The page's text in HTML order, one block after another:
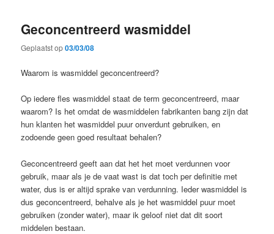
Geconcentreerd wasmiddel
Geplaatst op03/03/08
Waarom is wasmiddel geconcentreerd?
Op iedere fles wasmiddel staat de term geconcentreerd, maar
waarom? Is het omdat de wasmiddelen fabrikanten bang zijn dat
hun klanten het wasmiddel puur onverdunt gebruiken, en
zodoende geen goed resultaat behalen?
Geconcentreerd geeft aan dat het het moet verdunnen voor
gebruik, maar als je de vaat wast is dat toch per definitie met
water, dus is er altijd sprake van verdunning. Ieder wasmiddel is
dus geconcentreerd, behalve als je het wasmiddel puur moet
gebruiken (zonder water), maar ik geloof niet dat dit soort
middelen bestaan.